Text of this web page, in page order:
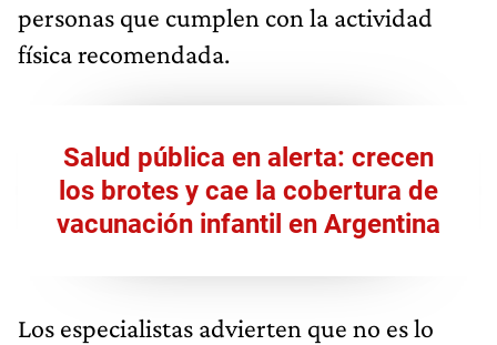
personas que cumplen con la actividad
física recomendada.
Salud pública en alerta: crecen
los brotes y cae la cobertura de
vacunación infantil en Argentina
Los especialistas advierten que no es lo